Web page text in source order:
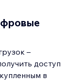
–
доступ
в